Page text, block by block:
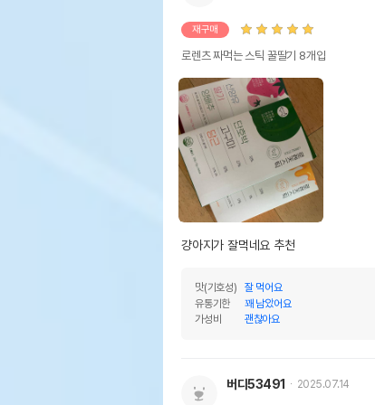
재구매
로렌츠 짜먹는 스틱 꿀딸기 8개입
걍아지가 잘먹네요 추천
맛(기호성)
잘 먹어요
유통기한
꽤 남았어요
가성비
괜찮아요
버디53491 2025.07.14